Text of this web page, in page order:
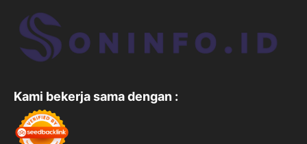
Kami bekerja sama dengan :